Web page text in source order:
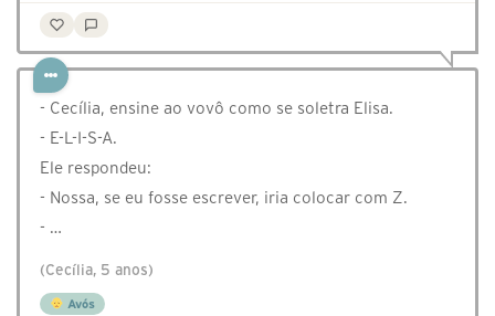
- Cecília, ensine ao vovô como se soletra Elisa.
- E-L-I-S-A.
Ele respondeu:
- Nossa, se eu fosse escrever, iria colocar com Z.
- …
(Cecília, 5 anos)
Avós